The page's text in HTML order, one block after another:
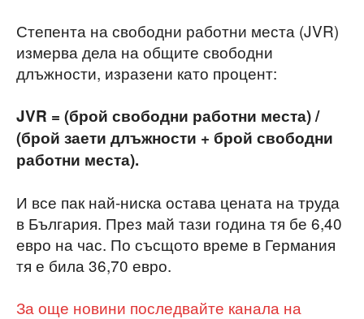
Степента на свободни работни места (JVR)
измерва дела на общите свободни
длъжности, изразени като процент:
JVR = (брой свободни работни места) /
(брой заети длъжности + брой свободни
работни места).
И все пак най-ниска остава цената на труда
в България. През май тази година тя бе 6,40
евро на час. По съсщото време в Германия
тя е била 36,70 евро.
За още новини последвайте канала на